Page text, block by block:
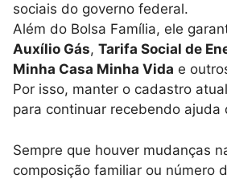
sociais do governo federal.
Além do Bolsa Família, ele
Auxílio Gás, Tarifa Social de
Minha Casa Minha Vida e
Por isso, manter o cadastro
para continuar recebendo ajuda
Sempre que houver mudanças
composição familiar ou número